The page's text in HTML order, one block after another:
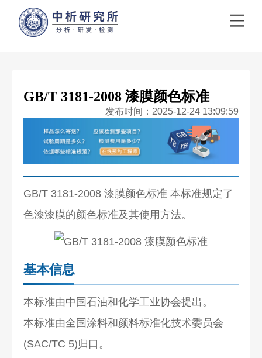
GB/T 3181-2008 漆膜颜色标准
发布时间：2025-12-24 13:09:59
GB/T 3181-2008 漆膜颜色标准 本标准规定了
色漆漆膜的颜色标准及其使用方法。
基本信息
本标准由中国石油和化学工业协会提出。
本标准由全国涂料和颜料标准化技术委员会
(SAC/TC 5)归口。